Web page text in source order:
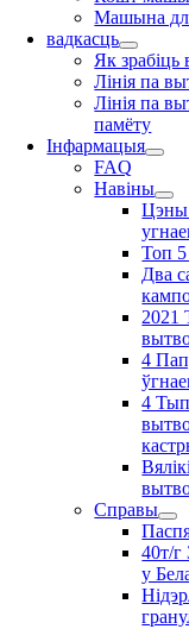
Машына
вадкасць
Як зрабіць
Лінія па
Лінія па
памёту
Інфармацыя
FAQ
Навіны
Цэны
Топ 5
Два
2021
4
4
Справы
40т/г
у